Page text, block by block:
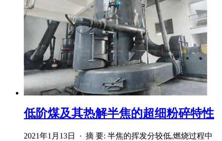
低阶煤及其热解半焦的超细粉碎特性
2021年1月13日 · 摘 要: 半焦的挥发分较低,燃烧过程中